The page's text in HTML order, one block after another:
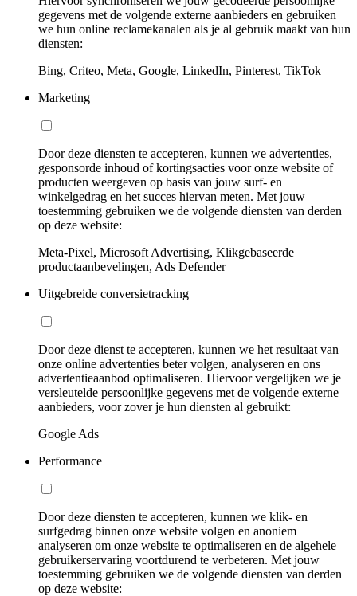
gegevens met de volgende externe aanbieders en gebruiken
we hun online reclamekanalen als je al gebruik maakt van hun
diensten:
Bing, Criteo, Meta, Google, LinkedIn, Pinterest, TikTok
Marketing
Door deze diensten te accepteren, kunnen we advertenties,
gesponsorde inhoud of kortingsacties voor onze website of
producten weergeven op basis van jouw surf- en
winkelgedrag en het succes hiervan meten. Met jouw
toestemming gebruiken we de volgende diensten van derden
op deze website:
Meta-Pixel, Microsoft Advertising, Klikgebaseerde
productaanbevelingen, Ads Defender
Uitgebreide conversietracking
Door deze dienst te accepteren, kunnen we het resultaat van
onze online advertenties beter volgen, analyseren en ons
advertentieaanbod optimaliseren. Hiervoor vergelijken we je
versleutelde persoonlijke gegevens met de volgende externe
aanbieders, voor zover je hun diensten al gebruikt:
Google Ads
Performance
Door deze diensten te accepteren, kunnen we klik- en
surfgedrag binnen onze website volgen en anoniem
analyseren om onze website te optimaliseren en de algehele
gebruikerservaring voortdurend te verbeteren. Met jouw
toestemming gebruiken we de volgende diensten van derden
op deze website: